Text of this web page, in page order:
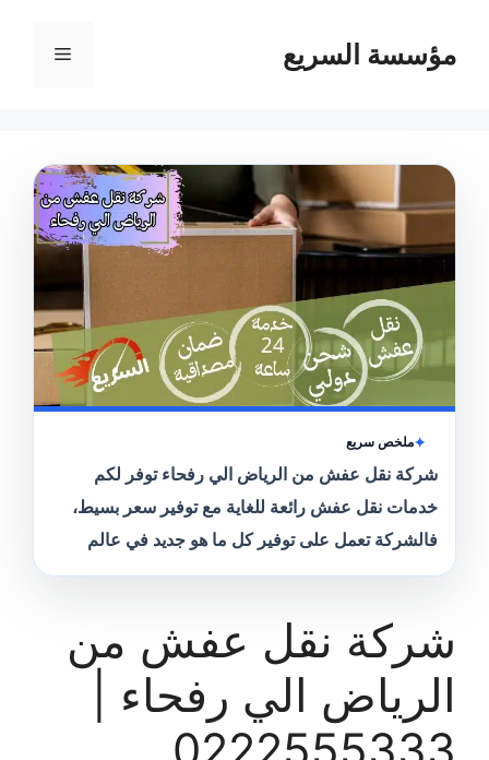
مؤسسة السريع القائمة
ملخص سريع
شركة نقل عفش من الرياض الي رفحاء توفر لكم
خدمات نقل عفش رائعة للغاية مع توفير سعر بسيط،
فالشركة تعمل على توفير كل ما هو جديد في عالم
شركة نقل عفش من
الرياض الي رفحاء |